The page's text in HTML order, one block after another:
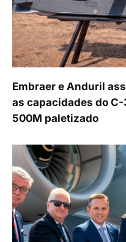
Embraer e Anduril
as capacidades do
500M paletizado